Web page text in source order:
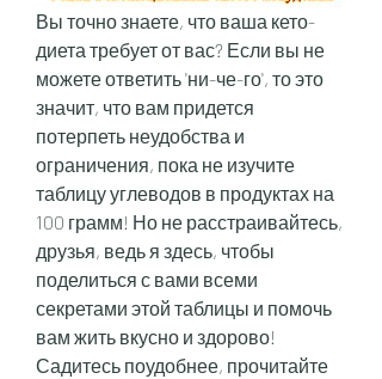
Вы точно знаете, что ваша кето-
диета требует от вас? Если вы не
можете ответить 'ни-че-го', то это
значит, что вам придется
потерпеть неудобства и
ограничения, пока не изучите
таблицу углеводов в продуктах на
100 грамм! Но не расстраивайтесь,
друзья, ведь я здесь, чтобы
поделиться с вами всеми
секретами этой таблицы и помочь
вам жить вкусно и здорово!
Садитесь поудобнее, прочитайте